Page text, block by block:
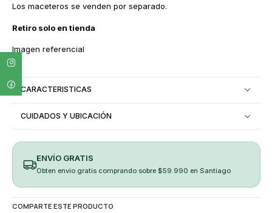
Los maceteros se venden por separado.
Retiro solo en tienda
Imagen referencial
CARACTERISTICAS
CUIDADOS Y UBICACIÓN
ENVÍO GRATIS
Obten envio gratis comprando sobre $59.990 en Santiago
COMPARTE ESTE PRODUCTO